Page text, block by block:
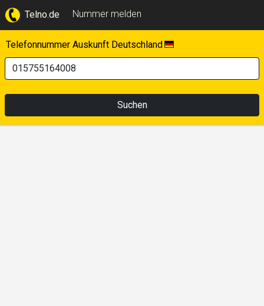
Telno.de Nummer melden
Telefonnummer Auskunft Deutschland
Suchen